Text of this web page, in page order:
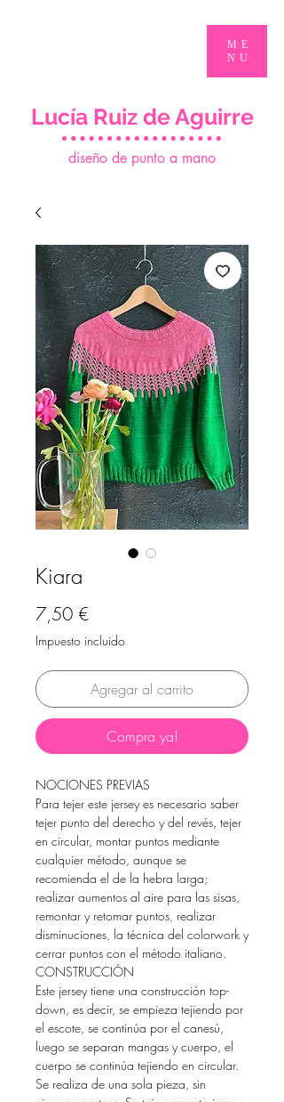
diseño de punto a mano
Lucía Ruiz de Aguirre
ME
NU
Kiara
7,50 €Precio
Impuesto incluido
Agregar al carrito
Compra ya!
NOCIONES PREVIAS
Para tejer este jersey es necesario saber
tejer punto del derecho y del revés, tejer
en circular, montar puntos mediante
cualquier método, aunque se
recomienda el de la hebra larga;
realizar aumentos al aire para las sisas,
remontar y retomar puntos, realizar
disminuciones, la técnica del colorwork y
cerrar puntos con el método italiano.
CONSTRUCCIÓN
Este jersey tiene una construcción top-
down, es decir, se empieza tejiendo por
el escote, se continúa por el canesú,
luego se separan mangas y cuerpo, el
cuerpo se continúa tejiendo en circular.
Se realiza de una sola pieza, sin